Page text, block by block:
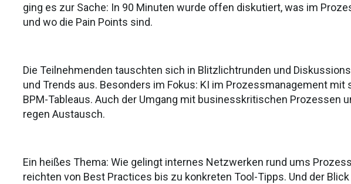
ging es zur Sache: In 90 Minuten wurde offen diskutiert, was im
und wo die Pain Points sind.
Die Teilnehmenden tauschten sich in Blitzlichtrunden und
und Trends aus. Besonders im Fokus: KI im Prozessmanagement
BPM-Tableaus. Auch der Umgang mit businesskritischen Prozessen
regen Austausch.
Ein heißes Thema: Wie gelingt internes Netzwerken rund ums
reichten von Best Practices bis zu konkreten Tool-Tipps. Und der